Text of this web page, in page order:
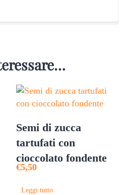
Semi di zucca
tartufati con
cioccolato fondente
€5,50
Leggi tutto